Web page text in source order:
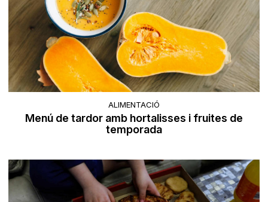
ALIMENTACIÓ
Menú de tardor amb hortalisses i fruites de
temporada